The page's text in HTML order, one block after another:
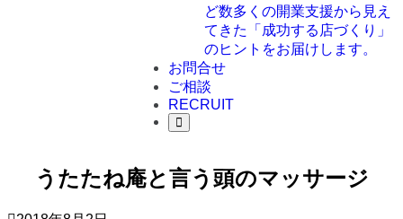
ど数多くの開業支援から見え
てきた「成功する店づくり」
のヒントをお届けします。
お問合せ
ご相談
RECRUIT
うたたね庵と言う頭のマッサージ